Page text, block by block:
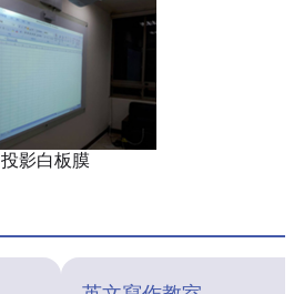
投影白板膜